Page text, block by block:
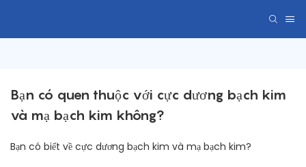
Bạn có quen thuộc với cực dương bạch kim
và mạ bạch kim không?
Bạn có biết về cực dương bạch kim và mạ bạch kim?